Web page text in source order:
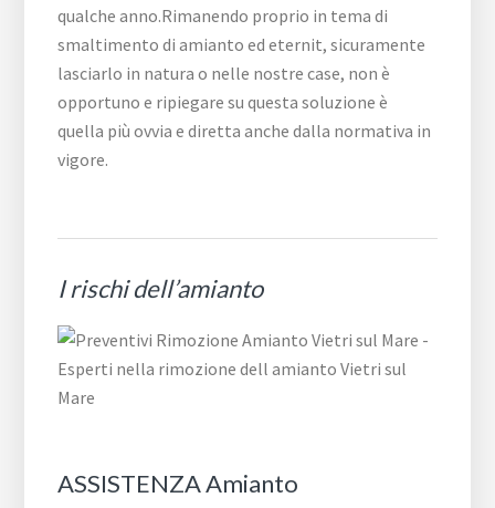
qualche anno.Rimanendo proprio in tema di
smaltimento di amianto ed eternit, sicuramente
lasciarlo in natura o nelle nostre case, non è
opportuno e ripiegare su questa soluzione è
quella più ovvia e diretta anche dalla normativa in
vigore.
I rischi dell’amianto
ASSISTENZA Amianto